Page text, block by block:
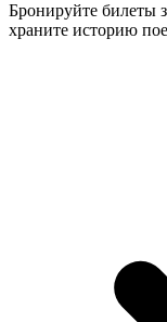
Бронируйте билеты
храните историю